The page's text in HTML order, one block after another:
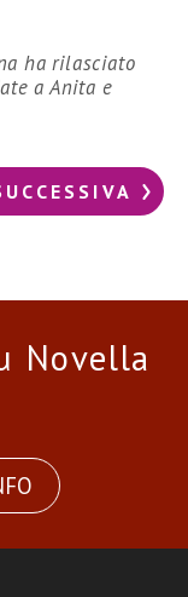
ha rilasciato
a Anita e
Novella